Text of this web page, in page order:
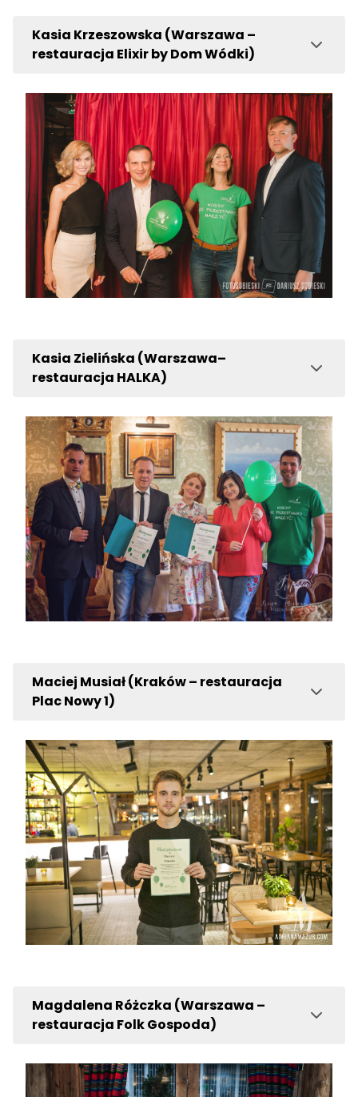
Kasia Krzeszowska (Warszawa –
restauracja Elixir by Dom Wódki)
Kasia Zielińska (Warszawa–
restauracja HALKA)
Maciej Musiał (Kraków – restauracja
Plac Nowy 1)
Magdalena Różczka (Warszawa –
restauracja Folk Gospoda)